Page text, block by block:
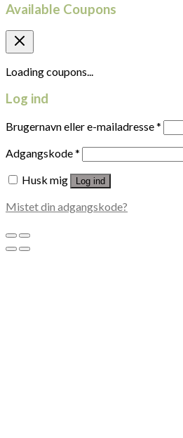
Available Coupons
Loading coupons...
Log ind
Brugernavn eller e-mailadresse*
Adgangskode*
Husk mig
Log ind
Mistet din adgangskode?